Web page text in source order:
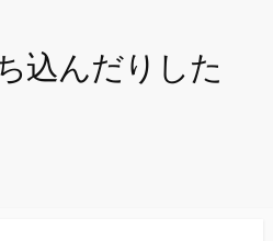
込んだりした